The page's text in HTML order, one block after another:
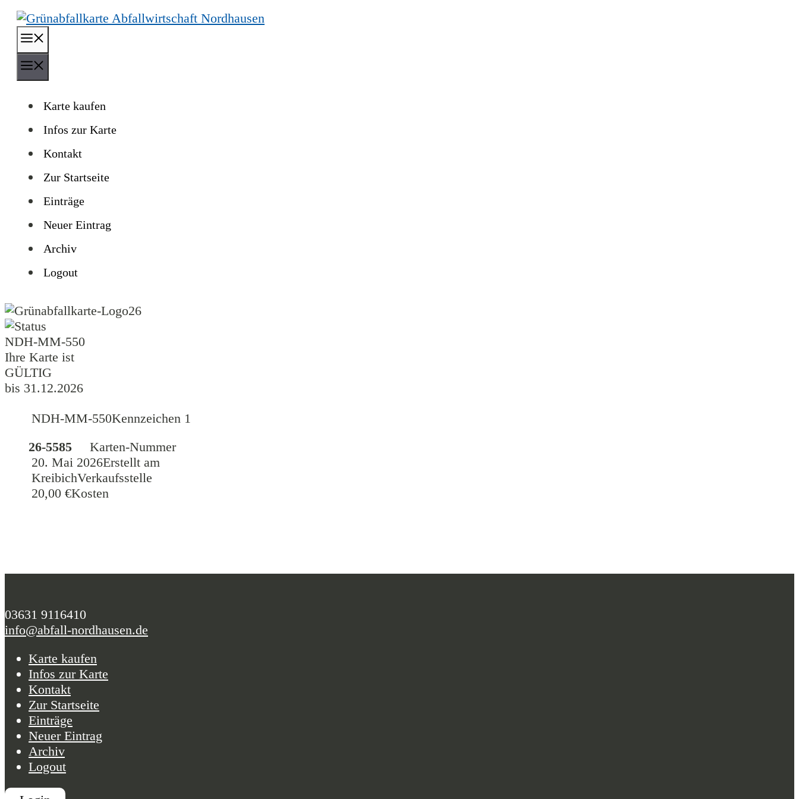
Zum
Inhalt
springen
Karte kaufen
Infos zur Karte
Kontakt
Zur Startseite
Einträge
Neuer Eintrag
Archiv
Logout
26
NDH-MM-550
Ihre Karte ist
GÜLTIG
bis 31.12.2026
NDH-MM-550Kennzeichen 1
26-5585
Karten-Nummer
20. Mai 2026Erstellt am
KreibichVerkaufsstelle
20,00 €Kosten
03631 9116410
info@abfall-nordhausen.de
Karte kaufen
Infos zur Karte
Kontakt
Zur Startseite
Einträge
Neuer Eintrag
Archiv
Logout